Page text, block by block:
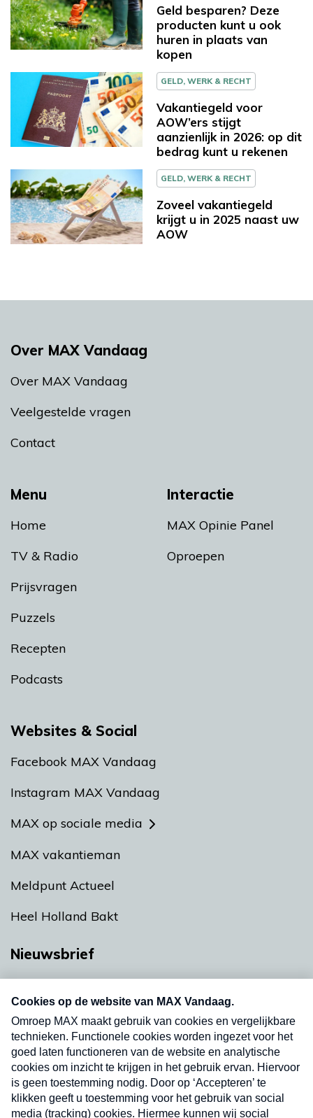
Geld besparen? Deze
producten kunt u ook
huren in plaats van
kopen
GELD, WERK & RECHT
Vakantiegeld voor
AOW’ers stijgt
aanzienlijk in 2026: op dit
bedrag kunt u rekenen
GELD, WERK & RECHT
Zoveel vakantiegeld
krijgt u in 2025 naast uw
AOW
Menu
Home
TV & Radio
Prijsvragen
Puzzels
Recepten
Podcasts
Interactie
MAX Opinie Panel
Oproepen
Over MAX Vandaag
Over MAX Vandaag
Veelgestelde vragen
Contact
Websites & Social
Facebook MAX Vandaag
Instagram MAX Vandaag
MAX op sociale media
MAX vakantieman
Meldpunt Actueel
Heel Holland Bakt
Nieuwsbrief
nieuwsbrief. Elke vrijdag- en dinsdagochtend in
uw mailbox.
Verzend